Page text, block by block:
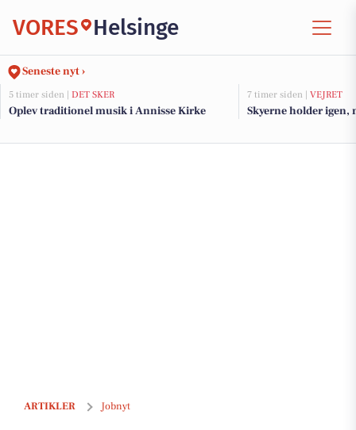
VORES Helsinge
Seneste nyt ›
5 timer siden | DET SKER
Oplev traditionel musik i Annisse Kirke
7 timer siden | VEJRET
Skyerne holder
ARTIKLER Jobnyt
Bliv social- og sundhedshjælper og implementer ny ældrelov i